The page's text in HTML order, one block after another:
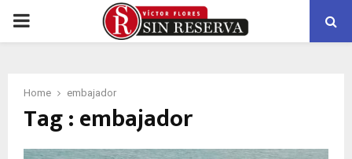
PRIMARY
Home embajador
Tag : embajador